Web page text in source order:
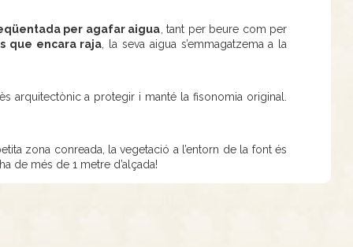
per agafar aigua , tant per beure com per
que encara raja , la seva aigua s’emmagatzema a la
arquitectònic a protegir i manté la fisonomia original.
zona conreada, la vegetació a l’entorn de la font és
de més de 1 metre d’alçada!